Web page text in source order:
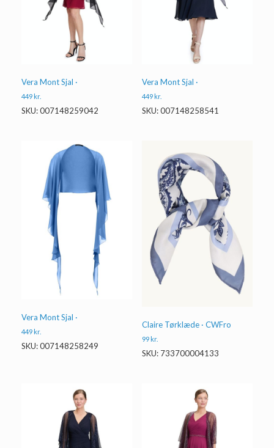
Vera Mont Sjal ·
449 kr.
SKU: 007148259042
Vera Mont Sjal ·
449 kr.
SKU: 007148258541
Vera Mont Sjal ·
449 kr.
SKU: 007148258249
Claire Tørklæde · CWFro
99 kr.
SKU: 733700004133